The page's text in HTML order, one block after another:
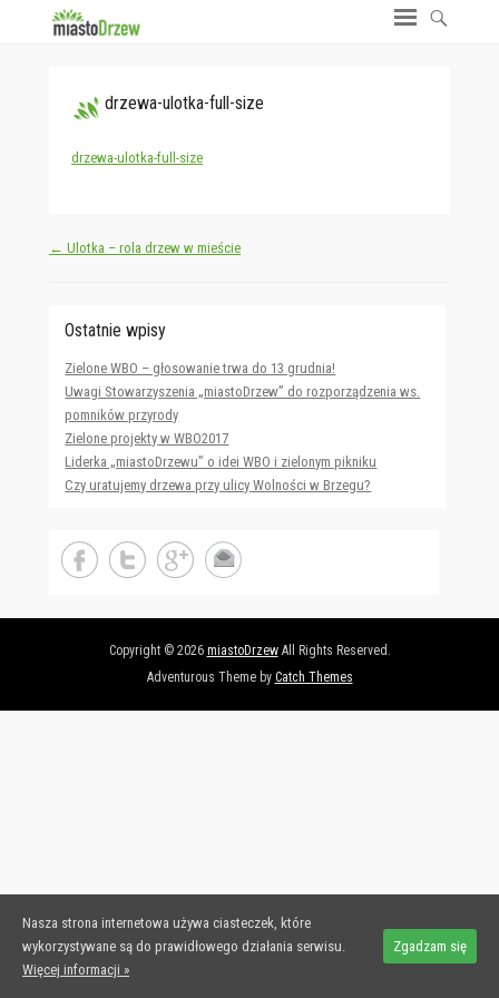
drzewa-ulotka-full-size
drzewa-ulotka-full-size
Post navigation
← Ulotka – rola drzew w mieście
Ostatnie wpisy
Zielone WBO – głosowanie trwa do 13 grudnia!
Uwagi Stowarzyszenia „miastoDrzew” do rozporządzenia ws.
pomników przyrody
Zielone projekty w WBO2017
Liderka „miastoDrzewu” o idei WBO i zielonym pikniku
Czy uratujemy drzewa przy ulicy Wolności w Brzegu?
Copyright © 2026 miastoDrzewAll Rights Reserved.
Adventurous Theme by Catch Themes
Nasza strona internetowa używa ciasteczek, które
wykorzystywane są do prawidłowego działania serwisu.
Więcej informacji »
Zgadzam się